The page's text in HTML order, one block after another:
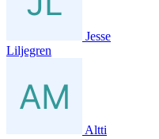
Jesse
Liljegren
Altti